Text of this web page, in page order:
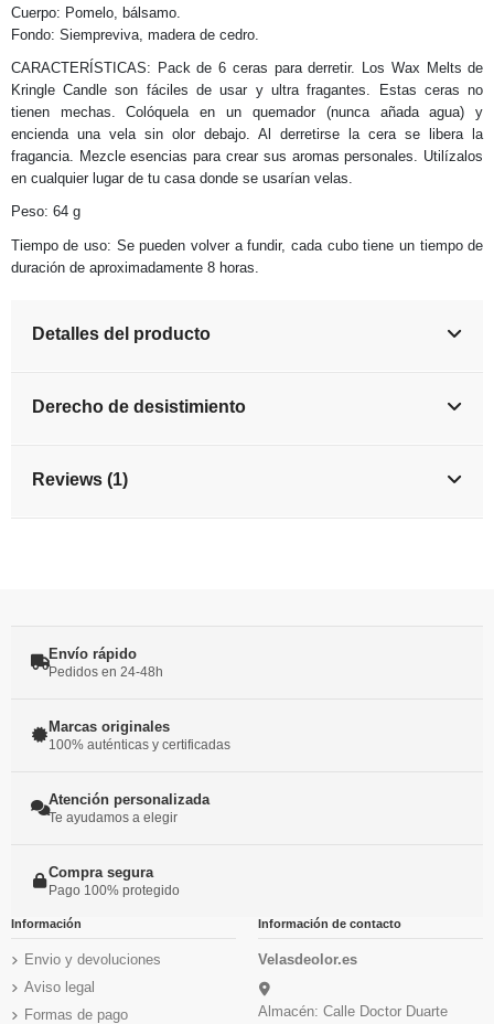
Cuerpo: Pomelo, bálsamo.
Fondo: Siempreviva, madera de cedro.
CARACTERÍSTICAS: Pack de 6 ceras para derretir. Los Wax Melts de
Kringle Candle son fáciles de usar y ultra fragantes. Estas ceras no
tienen mechas. Colóquela en un quemador (nunca añada agua) y
encienda una vela sin olor debajo. Al derretirse la cera se libera la
fragancia. Mezcle esencias para crear sus aromas personales. Utilízalos
en cualquier lugar de tu casa donde se usarían velas.
Peso: 64 g
Tiempo de uso: Se pueden volver a fundir, cada cubo tiene un tiempo de
duración de aproximadamente 8 horas.
Detalles del producto
Derecho de desistimiento
Reviews (1)
Envío rápido
Pedidos en 24-48h
Marcas originales
100% auténticas y certificadas
Atención personalizada
Te ayudamos a elegir
Compra segura
Pago 100% protegido
Información
Envio y devoluciones
Aviso legal
Formas de pago
Información de contacto
Velasdeolor.es
Almacén: Calle Doctor Duarte